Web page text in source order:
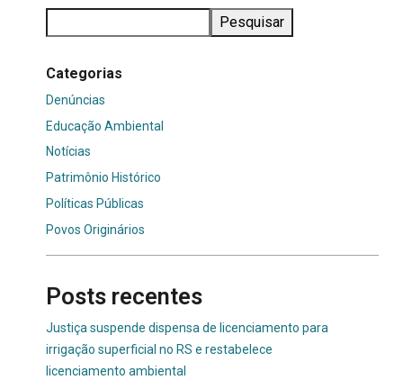
Pesquisar
Categorias
Denúncias
Educação Ambiental
Notícias
Patrimônio Histórico
Políticas Públicas
Povos Originários
Posts recentes
Justiça suspende dispensa de licenciamento para
irrigação superficial no RS e restabelece
licenciamento ambiental